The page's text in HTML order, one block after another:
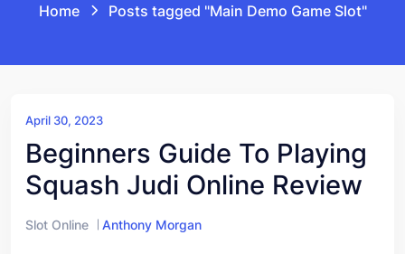
Home Posts tagged "Main Demo Game Slot"
April 30, 2023
Beginners Guide To Playing
Squash Judi Online Review
Slot Online Anthony Morgan